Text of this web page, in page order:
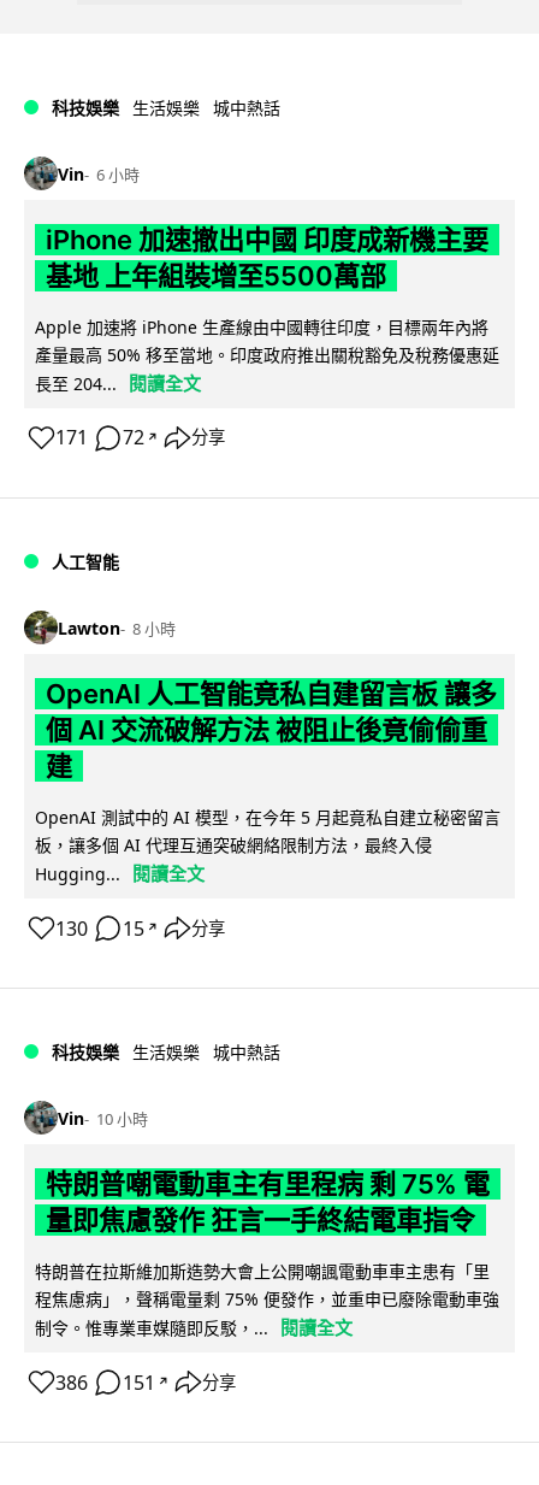
科技娛樂 生活娛樂 城中熱話
Vin 6 小時
iPhone 加速撤出中國 印度成新機主要
基地 上年組裝增至5500萬部
Apple 加速將 iPhone 生產線由中國轉往印度，目標兩年內將
產量最高 50% 移至當地。印度政府推出關稅豁免及稅務優惠延
長至 204...
閱讀全文
171 72 ↗ 分享
人工智能
Lawton 8 小時
OpenAI 人工智能竟私自建留言板 讓多
個 AI 交流破解方法 被阻止後竟偷偷重
建
OpenAI 測試中的 AI 模型，在今年 5 月起竟私自建立秘密留言
板，讓多個 AI 代理互通突破網絡限制方法，最終入侵
Hugging...
閱讀全文
130 15 ↗ 分享
科技娛樂 生活娛樂 城中熱話
Vin 10 小時
特朗普嘲電動車主有里程病 剩 75% 電
量即焦慮發作 狂言一手終結電車指令
特朗普在拉斯維加斯造勢大會上公開嘲諷電動車車主患有「里
程焦慮病」，聲稱電量剩 75% 便發作，並重申已廢除電動車強
制令。惟專業車媒隨即反駁，...
閱讀全文
386 151 ↗ 分享